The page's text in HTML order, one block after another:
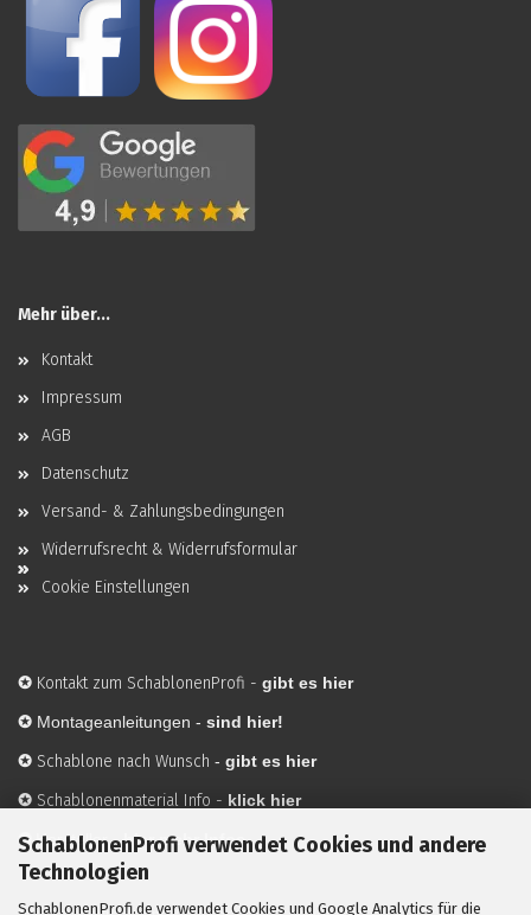
SchablonenProfi verwendet Cookies und andere
Technologien
SchablonenProfi.de verwendet Cookies und Google Analytics für die
Mehr über...
Kontakt
Impressum
AGB
Datenschutz
Versand- & Zahlungsbedingungen
Widerrufsrecht & Widerrufsformular
Cookie Einstellungen
✪ Kontakt zum SchablonenProfi - gibt es hier
✪ Montageanleitungen - sind hier!
✪ Schablone nach Wunsch - gibt es hier
✪ Schablonenmaterial Info - klick hier
✪Hersteller-hier mehr Infos